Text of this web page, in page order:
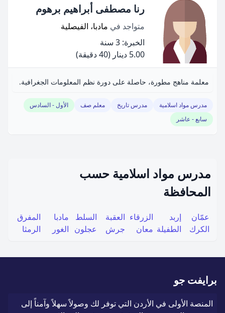
رنا مصطفى أبراهيم برهوم
متواجد في مادبا، الفيصلية
الخبرة: 3 سنة
5.00 دينار
(40 دقيقة)
معلمة مناهج مطورة، حاصلة على دورة نظم المعلومات الجغرافية.
مدرس مواد اسلامية مدرس تاريخ معلم صف
الأول - السادس
سابع - عاشر
مدرس مواد اسلامية حسب
المحافظة
عمّان إربد الزرقاء العقبة السلط مادبا
المفرق
الكرك
الطفيلة معان جرش عجلون الغور الرمثا
برايفت جو
المنصة الأولى في الأردن التي توفر لك وصولاً سهلاً وآمناً إلى